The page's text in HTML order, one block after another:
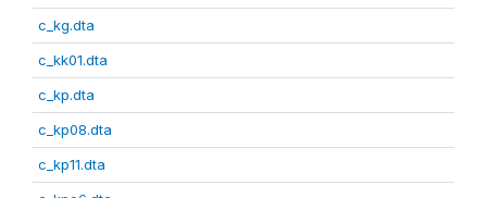
c_kg.dta
c_kk01.dta
c_kp.dta
c_kp08.dta
c_kp11.dta